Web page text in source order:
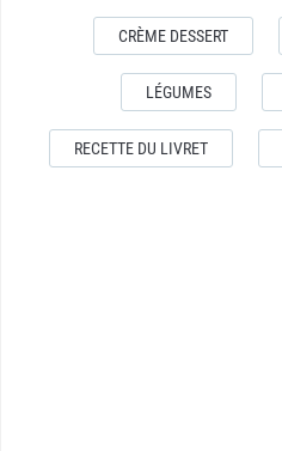
CRÈME DESSERT
LÉGUMES
RECETTE DU LIVRET